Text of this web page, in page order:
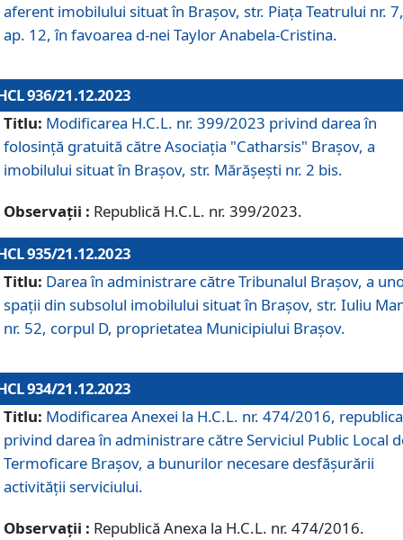
aferent imobilului situat în Brașov, str. Piața Teatrului nr. 7,
ap. 12, în favoarea d-nei Taylor Anabela-Cristina.
936/21.12.2023
Titlu: Modificarea H.C.L. nr. 399/2023 privind darea în
folosinţă gratuită către Asociaţia "Catharsis" Brașov, a
imobilului situat în Braşov, str. Mărăşeşti nr. 2 bis.
Observații : Republică H.C.L. nr. 399/2023.
935/21.12.2023
Titlu: Darea în administrare către Tribunalul Brașov, a
spații din subsolul imobilului situat în Brașov, str. Iuliu
nr. 52, corpul D, proprietatea Municipiului Brașov.
934/21.12.2023
Titlu: Modificarea Anexei la H.C.L. nr. 474/2016,
privind darea în administrare către Serviciul Public Local
Termoficare Braşov, a bunurilor necesare desfăşurării
activităţii serviciului.
Observații : Republică Anexa la H.C.L. nr. 474/2016.